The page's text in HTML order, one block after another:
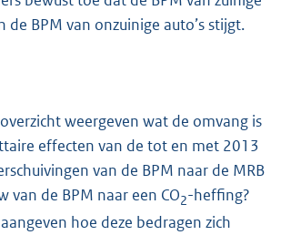
de BPM van onzuinige auto’s stijgt.
weergeven wat de omvang is
effecten van de tot en met 2013
van de BPM naar de MRB
van de BPM naar een CO2-heffing?
hoe deze bedragen zich